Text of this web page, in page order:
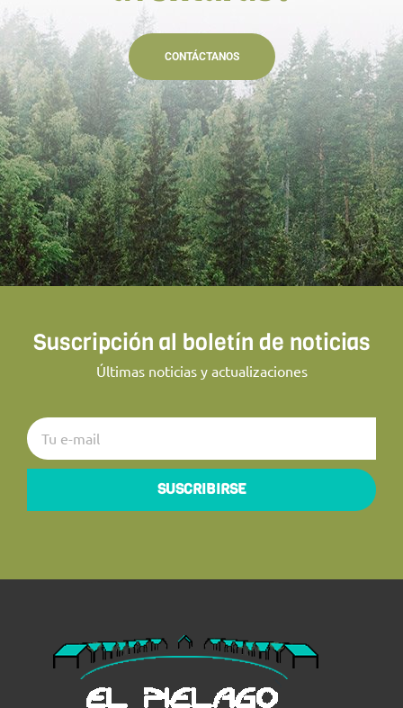
CONTÁCTANOS
Suscripción al boletín de noticias
Últimas noticias y actualizaciones
SUSCRIBIRSE